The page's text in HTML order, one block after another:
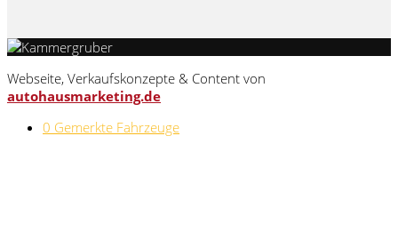
Webseite, Verkaufskonzepte & Content von
autohausmarketing.de
0 Gemerkte Fahrzeuge